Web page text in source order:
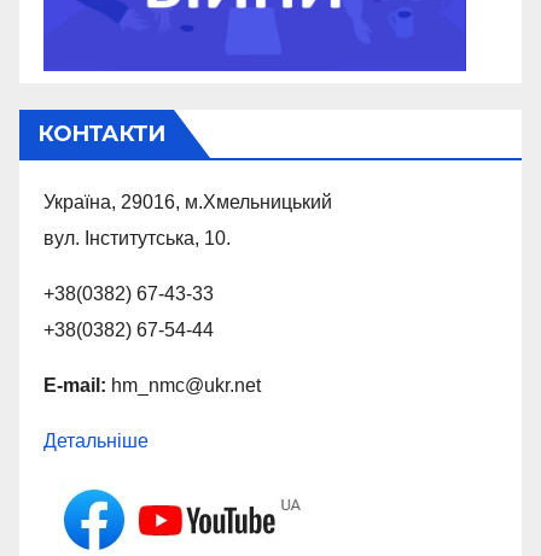
КОНТАКТИ
Україна, 29016, м.Хмельницький
вул. Інститутська, 10.
+38(0382) 67-43-33
+38(0382) 67-54-44
E-mail: hm_nmc@ukr.net
Детальніше